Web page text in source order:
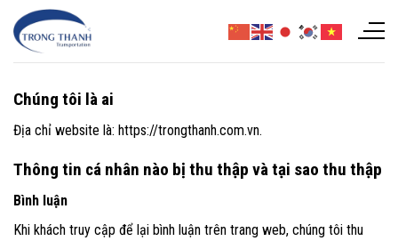
Chuyển
đến
Chúng tôi là ai
Địa chỉ website là: https://trongthanh.com.vn.
Thông tin cá nhân nào bị thu thập và tại sao thu thập
Bình luận
Khi khách truy cập để lại bình luận trên trang web, chúng tôi thu